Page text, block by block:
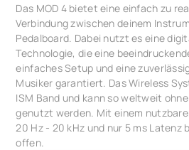
Das MOD 4 bietet eine einfach zu
Verbindung zwischen deinem
Pedalboard. Dabei nutzt es eine
Technologie, die eine
einfaches Setup und eine
Musiker garantiert. Das Wireless
ISM Band und kann so weltweit
genutzt werden. Mit einem
20 Hz - 20 kHz und nur 5 ms Latenz
offen.